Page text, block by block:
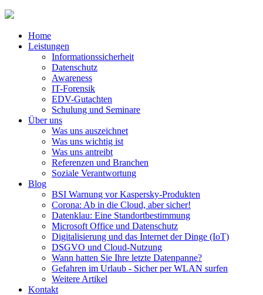
Home
Leistungen
Informationssicherheit
Datenschutz
Awareness
IT-Forensik
EDV-Gutachten
Schulung und Seminare
Über uns
Was uns auszeichnet
Was uns wichtig ist
Was uns antreibt
Referenzen und Branchen
Soziale Verantwortung
Blog
BSI Warnung vor Kaspersky-Produkten
Corona: Ab in die Cloud, aber sicher!
Datenklau: Eine Standortbestimmung
Microsoft Office und Datenschutz
Digitalisierung und das Internet der Dinge (IoT)
DSGVO und Cloud-Nutzung
Wann hatten Sie Ihre letzte Datenpanne?
Gefahren im Urlaub - Sicher per WLAN surfen
Weitere Artikel
Kontakt